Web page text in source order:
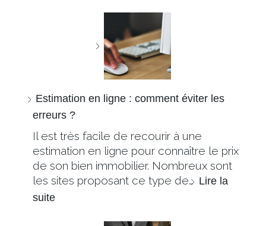
Estimation en ligne : comment éviter les
erreurs ?
Il est très facile de recourir à une
estimation en ligne pour connaître le prix
de son bien immobilier. Nombreux sont
les sites proposant ce type de… Lire la
suite